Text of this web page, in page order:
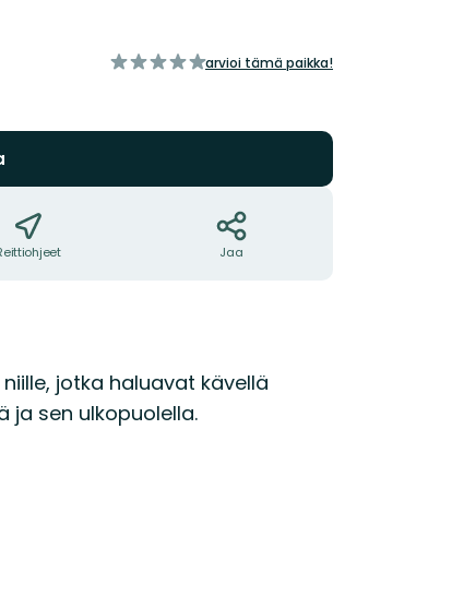
/5
arvioi tämä paikka!
Jaa
jotka haluavat kävellä
ja sen ulkopuolella.